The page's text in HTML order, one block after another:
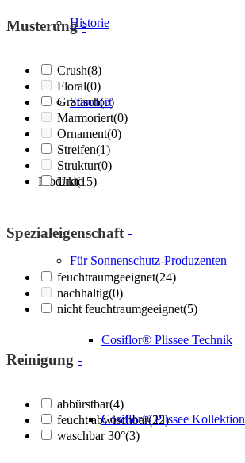
Historie
Standort
Produkte
Für Sonnenschutz-Produzenten
Cosiflor® Plissee Technik
Cosiflor® Plissee Kollektion
Musterung-
Crush(8)
Floral(0)
Grafisch(5)
Marmoriert(0)
Ornament(0)
Streifen(1)
Struktur(0)
Uni(15)
Spezialeigenschaft -
feuchtraumgeeignet(24)
nachhaltig(0)
nicht feuchtraumgeeignet(5)
Reinigung -
abbürstbar(4)
feucht abwischbar(22)
waschbar 30°(3)